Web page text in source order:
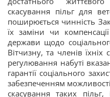
скасування пільг для
поширюється чинність
їх заміни чи
держави щодо
Вітчизну, та членів
регулювання набуті
гарантії соціального
забезпеченням
скасування таких пільг,